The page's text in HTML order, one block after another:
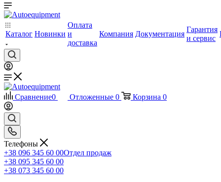
Каталог Новинки
Оплата
и
доставка
Компания Документация
Гарантия
и сервис
Сравнение0 Отложенные 0 Корзина 0
Телефоны
+38 096 345 60 00Отдел продаж
+38 095 345 60 00
+38 073 345 60 00